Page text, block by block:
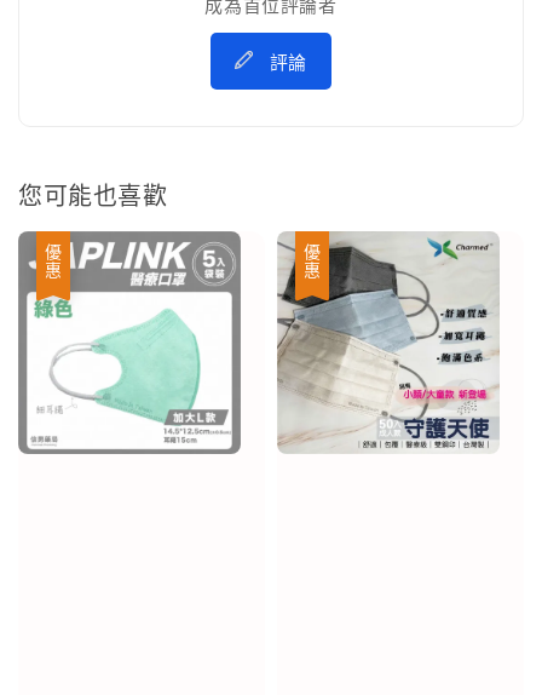
評論
您可能也喜歡
優惠 優惠